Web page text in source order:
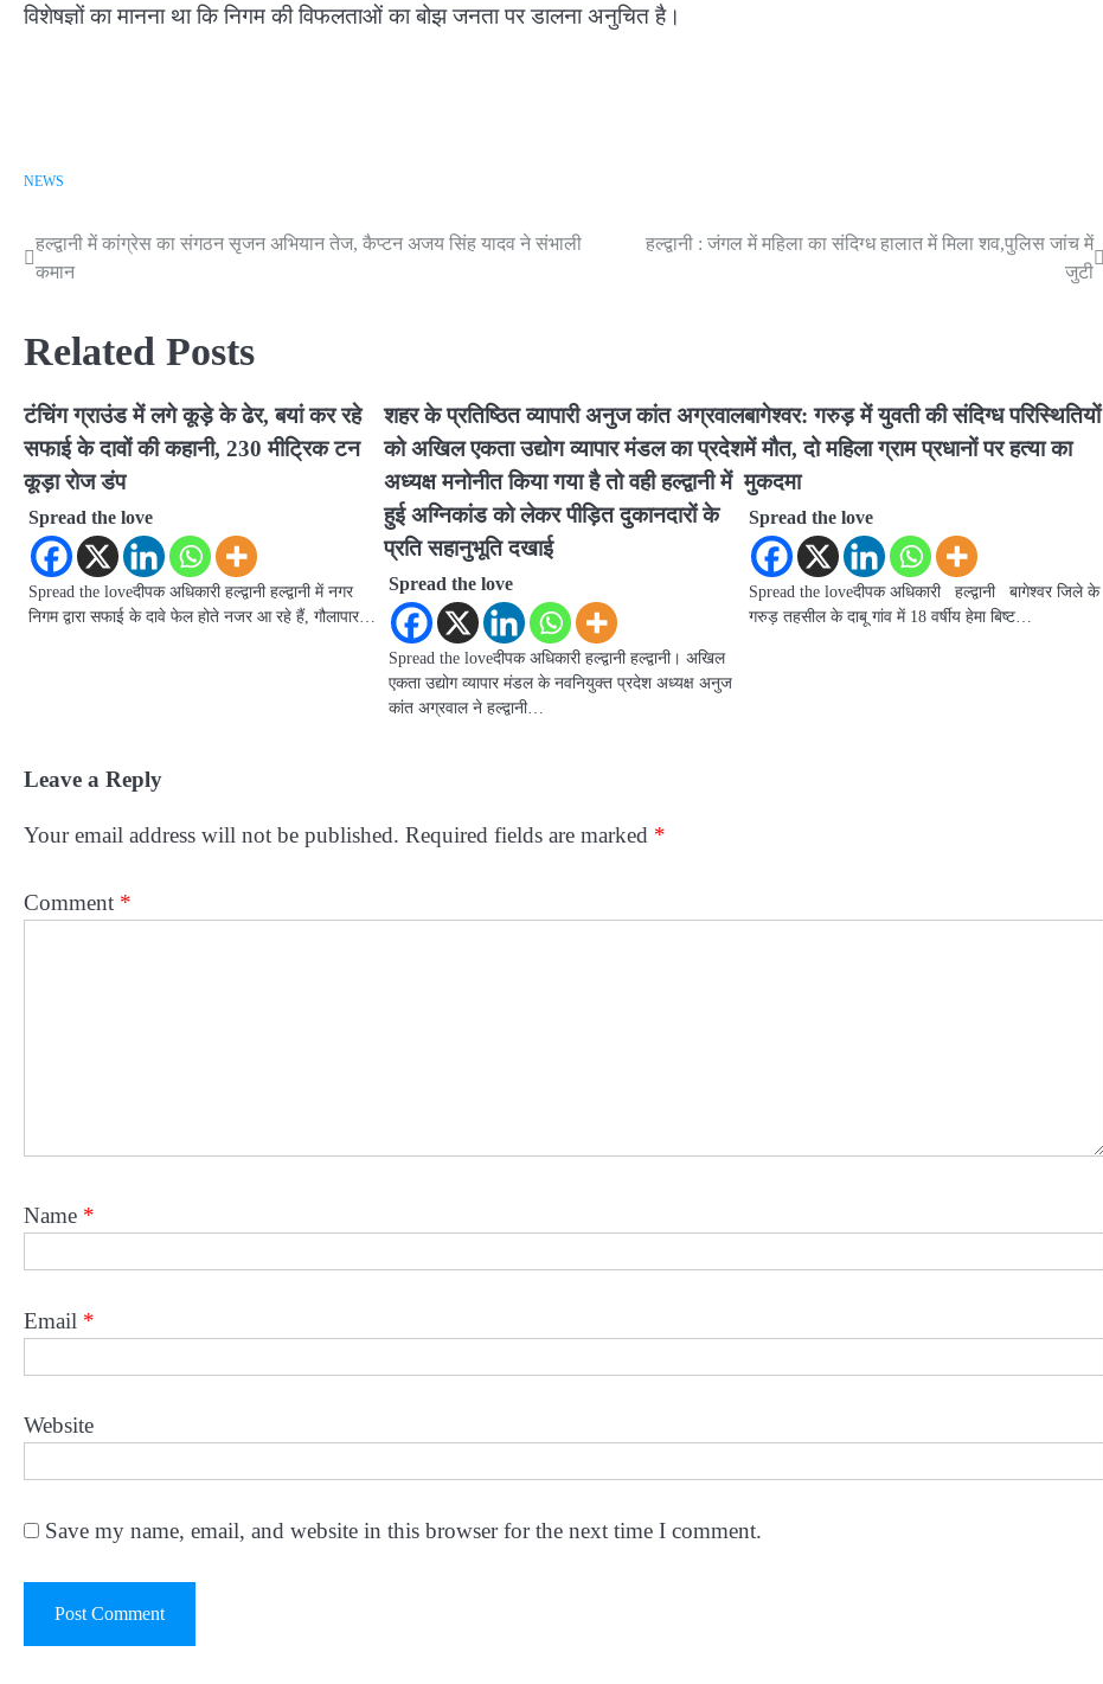
विशेषज्ञों का मानना था कि निगम की विफलताओं का बोझ जनता पर डालना अनुचित है।
NEWS
Post
हल्द्वानी में कांग्रेस का संगठन सृजन अभियान तेज, कैप्टन अजय सिंह यादव ने संभाली
कमान
हल्द्वानी : जंगल में महिला का संदिग्ध हालात में मिला शव,पुलिस जांच में
जुटी
Related Posts
टंचिंग ग्राउंड में लगे कूड़े के ढेर, बयां कर रहे
सफाई के दावों की कहानी, 230 मीट्रिक टन
कूड़ा रोज डंप
Spread the love
Spread the loveदीपक अधिकारी हल्द्वानी हल्द्वानी में नगर
निगम द्वारा सफाई के दावे फेल होते नजर आ रहे हैं, गौलापार…
शहर के प्रतिष्ठित व्यापारी अनुज कांत अग्रवाल
को अखिल एकता उद्योग व्यापार मंडल का प्रदेश
अध्यक्ष मनोनीत किया गया है तो वही हल्द्वानी में
हुई अग्निकांड को लेकर पीड़ित दुकानदारों के
प्रति सहानुभूति दखाई
Spread the love
Spread the loveदीपक अधिकारी हल्द्वानी हल्द्वानी। अखिल
एकता उद्योग व्यापार मंडल के नवनियुक्त प्रदेश अध्यक्ष अनुज
कांत अग्रवाल ने हल्द्वानी…
बागेश्वर: गरुड़ में युवती की संदिग्ध परिस्थितियों
में मौत, दो महिला ग्राम प्रधानों पर हत्या का
मुकदमा
Spread the love
Spread the loveदीपक अधिकारी हल्द्वानी बागेश्वर जिले के
गरुड़ तहसील के दाबू गांव में 18 वर्षीय हेमा बिष्ट…
Leave a Reply
Your email address will not be published. Required fields are marked *
Comment *
Name *
Email *
Website
Save my name, email, and website in this browser for the next time I comment.